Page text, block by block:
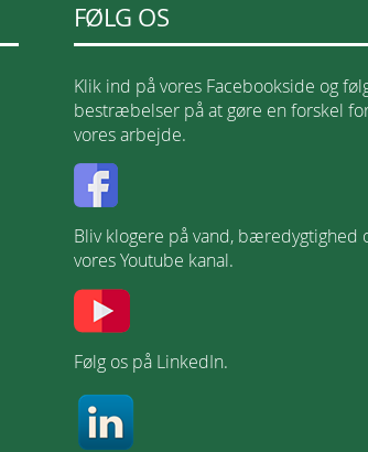
FØLG OS
Klik ind på vores Facebookside og
bestræbelser på at gøre en forskel
vores arbejde.
Bliv klogere på vand, bæredygtighed
vores Youtube kanal.
Følg os på LinkedIn.